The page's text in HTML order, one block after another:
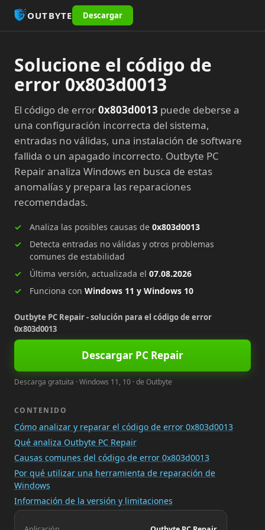
OUTBYTE Descargar
Solucione el código de
error 0x803d0013
El código de error0x803d0013 puede deberse a
una configuración incorrecta del sistema,
entradas no válidas, una instalación de software
fallida o un apagado incorrecto. Outbyte PC
Repair analiza Windows en busca de estas
anomalías y prepara las reparaciones
recomendadas.
Analiza las posibles causas de 0x803d0013
Detecta entradas no válidas y otros problemas
comunes de estabilidad
Última versión, actualizada el 07.08.2026
Funciona con Windows 11 y Windows 10
Outbyte PC Repair - solución para el código de error
0x803d0013
Descargar PC Repair
Descarga gratuita · Windows 11, 10 · de Outbyte
CONTENIDO
Cómo analizar y reparar el código de error 0x803d0013
Qué analiza Outbyte PC Repair
Causas comunes del código de error 0x803d0013
Por qué utilizar una herramienta de reparación de
Windows
Información de la versión y limitaciones